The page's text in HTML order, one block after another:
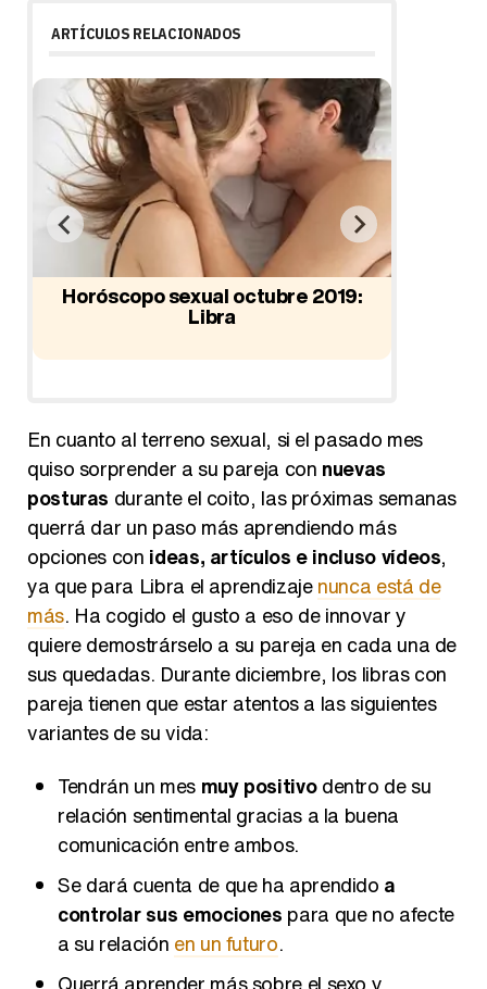
ARTÍCULOS RELACIONADOS
Horóscopo sexual octubre 2019:
Libra
En cuanto al terreno sexual, si el pasado mes
quiso sorprender a su pareja con nuevas
posturas durante el coito, las próximas semanas
querrá dar un paso más aprendiendo más
opciones con ideas, artículos e incluso vídeos,
ya que para Libra el aprendizajenunca está de
más. Ha cogido el gusto a eso de innovar y
quiere demostrárselo a su pareja en cada una de
sus quedadas. Durante diciembre, los libras con
pareja tienen que estar atentos a las siguientes
variantes de su vida:
Tendrán un mes muy positivodentro de su
relación sentimental gracias a la buena
comunicación entre ambos.
Se dará cuenta de que ha aprendido a
controlar sus emociones para que no afecte
a su relación en un futuro.
Querrá aprender más sobre el sexo y